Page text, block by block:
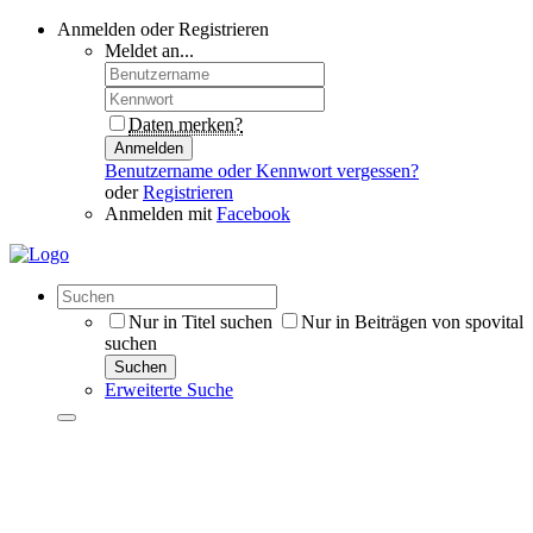
Anmelden oder Registrieren
Meldet an...
Daten merken?
Anmelden
Benutzername oder Kennwort vergessen?
oderRegistrieren
Anmelden mit Facebook
Nur in Titel suchen
Nur in Beiträgen von spovital
suchen
Suchen
Erweiterte Suche